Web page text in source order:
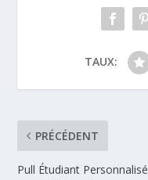
TAUX:
PRÉCÉDENT
Pull Étudiant Personnalisé